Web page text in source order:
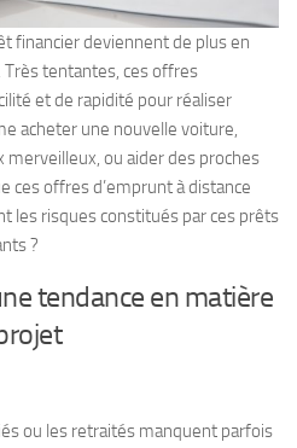
financier deviennent de plus en
tentantes, ces offres
et de rapidité pour réaliser
acheter une nouvelle voiture,
merveilleux, ou aider des proches
ces offres d’emprunt à distance
les risques constitués par ces prêts
?
tendance en matière
ou les retraités manquent parfois